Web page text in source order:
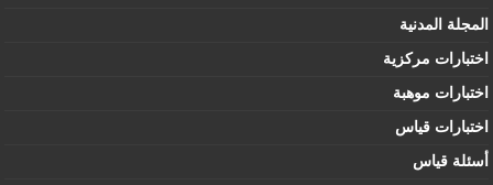
المجلة المدنية
اختبارات مركزية
اختبارات موهبة
اختبارات قياس
أسئلة قياس